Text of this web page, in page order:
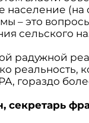
население (на
– это
сельского
радужной
реальность,
гораздо
секретарь